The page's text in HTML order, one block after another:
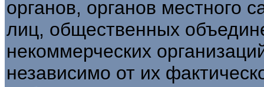
органов, органов местного
лиц, общественных
некоммерческих
независимо от их